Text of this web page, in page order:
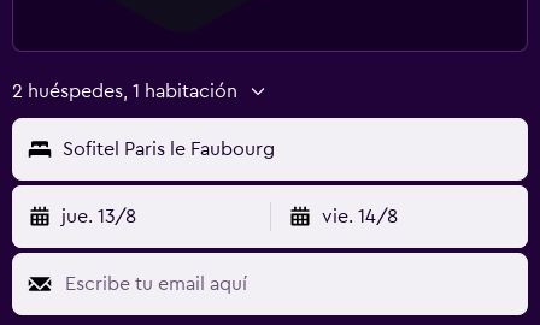
2 huéspedes, 1 habitación
Sofitel Paris le Faubourg
jue. 13/8 vie. 14/8